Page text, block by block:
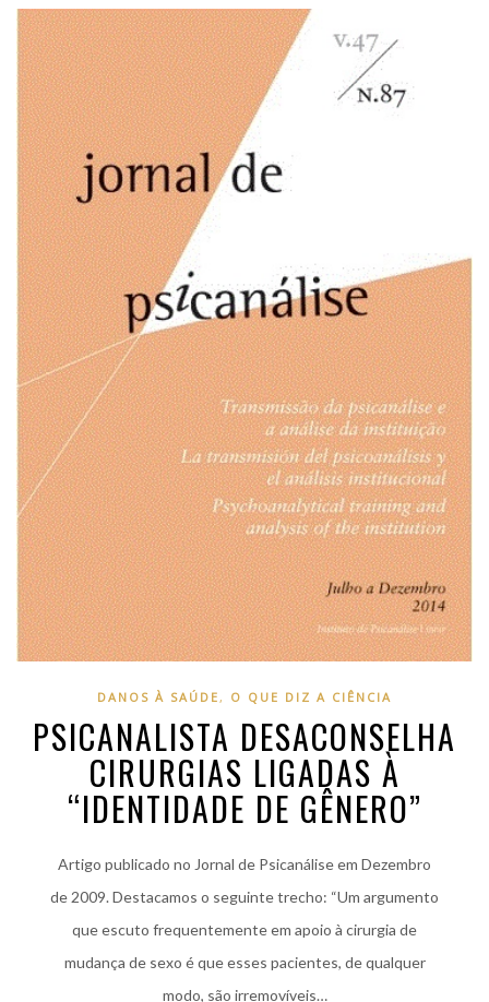
DANOS À SAÚDE, O QUE DIZ A CIÊNCIA
PSICANALISTA DESACONSELHA
CIRURGIAS LIGADAS À
“IDENTIDADE DE GÊNERO”
Artigo publicado no Jornal de Psicanálise em Dezembro
de 2009. Destacamos o seguinte trecho: “Um argumento
que escuto frequentemente em apoio à cirurgia de
mudança de sexo é que esses pacientes, de qualquer
modo, são irremovíveis…